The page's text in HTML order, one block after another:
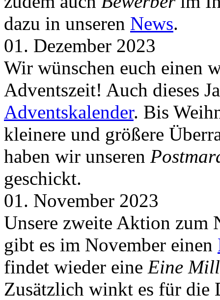
dazu in unseren News.
01. Dezember 2023
Wir wünschen euch einen
Adventszeit! Auch dieses
Adventskalender. Bis
kleinere und größere
haben wir unseren
geschickt.
01. November 2023
Unsere zweite Aktion zum
gibt es im November einen
findet wieder eine Eine
Zusätzlich winkt es für die